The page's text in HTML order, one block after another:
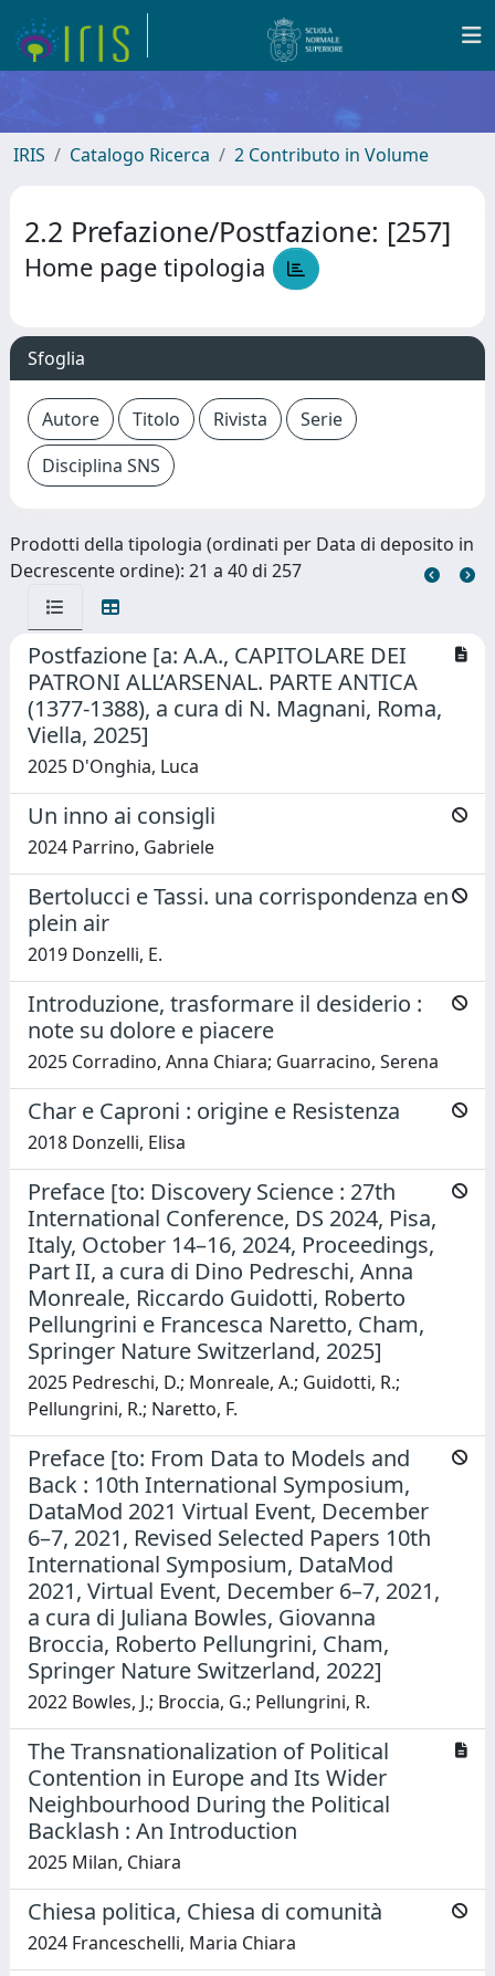
IRIS Catalogo Ricerca 2 Contributo in Volume
2.2 Prefazione/Postfazione: [257]
Home page tipologia
Sfoglia
Prodotti della tipologia (ordinati per Data di deposito in
Decrescente ordine): 21 a 40 di 257
Postfazione [a: A.A., CAPITOLARE DEI
PATRONI ALL’ARSENAL. PARTE ANTICA
(1377-1388), a cura di N. Magnani, Roma,
Viella, 2025]
2025 D'Onghia, Luca
Un inno ai consigli
2024 Parrino, Gabriele
Bertolucci e Tassi. una corrispondenza en
plein air
2019 Donzelli, E.
Introduzione, trasformare il desiderio :
note su dolore e piacere
2025 Corradino, Anna Chiara; Guarracino, Serena
Char e Caproni : origine e Resistenza
2018 Donzelli, Elisa
Preface [to: Discovery Science : 27th
International Conference, DS 2024, Pisa,
Italy, October 14–16, 2024, Proceedings,
Part II, a cura di Dino Pedreschi, Anna
Monreale, Riccardo Guidotti, Roberto
Pellungrini e Francesca Naretto, Cham,
Springer Nature Switzerland, 2025]
2025 Pedreschi, D.; Monreale, A.; Guidotti, R.;
Pellungrini, R.; Naretto, F.
Preface [to: From Data to Models and
Back : 10th International Symposium,
DataMod 2021 Virtual Event, December
6–7, 2021, Revised Selected Papers 10th
International Symposium, DataMod
2021, Virtual Event, December 6–7, 2021,
a cura di Juliana Bowles, Giovanna
Broccia, Roberto Pellungrini, Cham,
Springer Nature Switzerland, 2022]
2022 Bowles, J.; Broccia, G.; Pellungrini, R.
The Transnationalization of Political
Contention in Europe and Its Wider
Neighbourhood During the Political
Backlash : An Introduction
2025 Milan, Chiara
Chiesa politica, Chiesa di comunità
2024 Franceschelli, Maria Chiara